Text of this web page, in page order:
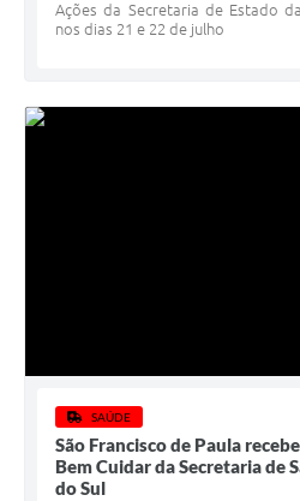
Ações da Secretaria de Estado
nos dias 21 e 22 de julho
SAÚDE
São Francisco de Paula
Bem Cuidar da Secretaria de
do Sul